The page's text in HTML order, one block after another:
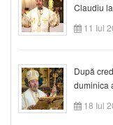
Claudiu
11 Iul
După
duminica
18 Iul